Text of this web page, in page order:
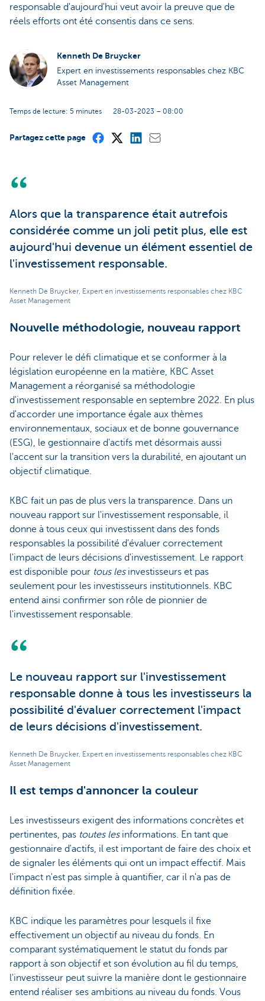
responsable d'aujourd'hui veut avoir la preuve que de
réels efforts ont été consentis dans ce sens.
Kenneth De Bruycker
Expert en investissements responsables chez KBC
Asset Management
Temps de lecture: 5 minutes 28-03-2023 – 08:00
Partagez cette page
Alors que la transparence était autrefois
considérée comme un joli petit plus, elle est
aujourd'hui devenue un élément essentiel de
l'investissement responsable.
Kenneth De Bruycker, Expert en investissements responsables chez KBC
Asset Management
Nouvelle méthodologie, nouveau rapport
Pour relever le défi climatique et se conformer à la
législation européenne en la matière, KBC Asset
Management a réorganisé sa méthodologie
d'investissement responsable en septembre 2022. En plus
d'accorder une importance égale aux thèmes
environnementaux, sociaux et de bonne gouvernance
(ESG), le gestionnaire d'actifs met désormais aussi
l'accent sur la transition vers la durabilité, en ajoutant un
objectif climatique.
KBC fait un pas de plus vers la transparence. Dans un
nouveau rapport sur l'investissement responsable, il
donne à tous ceux qui investissent dans des fonds
responsables la possibilité d'évaluer correctement
l'impact de leurs décisions d'investissement. Le rapport
est disponible pour tous lesinvestisseurs et pas
seulement pour les investisseurs institutionnels. KBC
entend ainsi confirmer son rôle de pionnier de
l'investissement responsable.
Le nouveau rapport sur l'investissement
responsable donne à tous les investisseurs la
possibilité d'évaluer correctement l'impact
de leurs décisions d'investissement.
Kenneth De Bruycker, Expert en investissements responsables chez KBC
Asset Management
Il est temps d'annoncer la couleur
Les investisseurs exigent des informations concrètes et
pertinentes, pas toutes lesinformations. En tant que
gestionnaire d'actifs, il est important de faire des choix et
de signaler les éléments qui ont un impact effectif. Mais
l'impact n'est pas simple à quantifier, car il n'a pas de
définition fixée.
KBC indique les paramètres pour lesquels il fixe
effectivement un objectif au niveau du fonds. En
comparant systématiquement le statut du fonds par
rapport à son objectif et son évolution au fil du temps,
l'investisseur peut suivre la manière dont le gestionnaire
entend réaliser ses ambitions au niveau du fonds. Vous